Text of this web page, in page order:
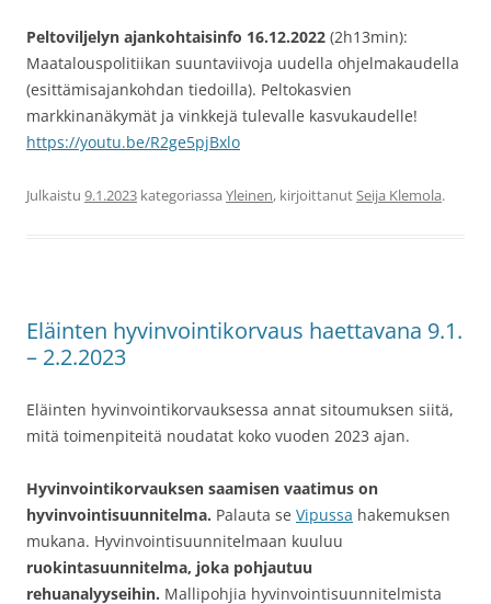
Peltoviljelyn ajankohtaisinfo 16.12.2022 (2h13min):
Maatalouspolitiikan suuntaviivoja uudella ohjelmakaudella
(esittämisajankohdan tiedoilla). Peltokasvien
markkinanäkymät ja vinkkejä tulevalle kasvukaudelle!
https://youtu.be/R2ge5pjBxlo
Julkaistu 9.1.2023 kategoriassa Yleinen, kirjoittanutSeija Klemola.
Eläinten hyvinvointikorvaus haettavana 9.1.
– 2.2.2023
Eläinten hyvinvointikorvauksessa annat sitoumuksen siitä,
mitä toimenpiteitä noudatat koko vuoden 2023 ajan.
Hyvinvointikorvauksen saamisen vaatimus on
hyvinvointisuunnitelma. Palauta se Vipussa hakemuksen
mukana. Hyvinvointisuunnitelmaan kuuluu
ruokintasuunnitelma, joka pohjautuu
rehuanalyyseihin. Mallipohjia hyvinvointisuunnitelmista